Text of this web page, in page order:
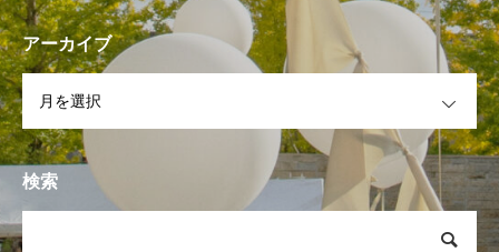
アーカイブ
検索